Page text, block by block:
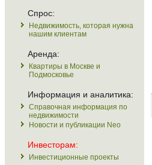
Спрос:
Недвижимость, которая нужна
нашим клиентам
Аренда:
Квартиры в Москве и
Подмосковье
Информация и аналитика:
Справочная информация по
недвижимости
Новости и публикации Neo
Инвесторам:
Инвестиционные проекты